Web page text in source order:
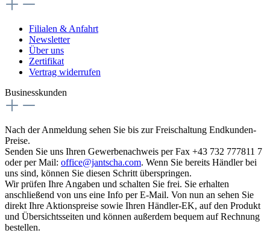
Filialen & Anfahrt
Newsletter
Über uns
Zertifikat
Vertrag widerrufen
Businesskunden
Nach der Anmeldung sehen Sie bis zur Freischaltung Endkunden-
Preise.
Senden Sie uns Ihren Gewerbenachweis per Fax +43 732 777811 7
oder per Mail: office@jantscha.com. Wenn Sie bereits Händler bei
uns sind, können Sie diesen Schritt überspringen.
Wir prüfen Ihre Angaben und schalten Sie frei. Sie erhalten
anschließend von uns eine Info per E-Mail. Von nun an sehen Sie
direkt Ihre Aktionspreise sowie Ihren Händler-EK, auf den Produkt
und Übersichtsseiten und können außerdem bequem auf Rechnung
bestellen.